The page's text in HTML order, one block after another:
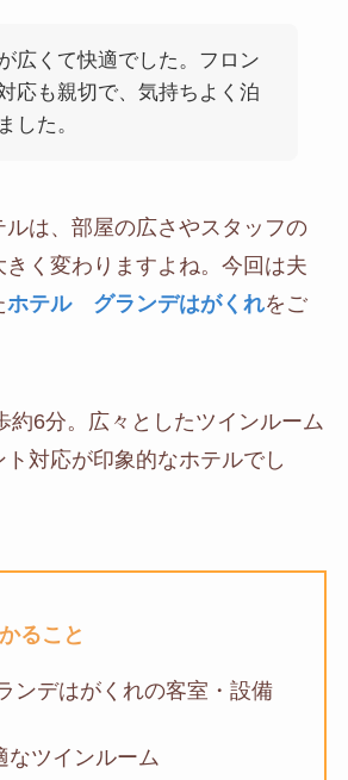
広くて快適でした。フロン
応も親切で、気持ちよく泊
した。
ルは、部屋の広さやスタッフの
く変わりますよね。今回は夫
ホテル グランデはがくれをご
約6分。広々としたツインルーム
対応が印象的なホテルでし
ること
ンデはがくれの客室・設備
なツインルーム